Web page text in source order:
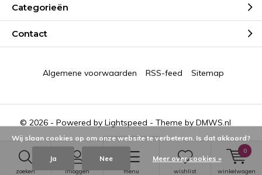
zoeken inloggen menu wishlist winkelwagen
0
Categorieën
Contact
© 2026 - Powered by Lightspeed - Theme by DMWS.nl
Algemene voorwaarden RSS-feed Sitemap
Wij slaan cookies op om onze website te verbeteren. Is dat akkoord?
Ja Nee Meer over cookies »